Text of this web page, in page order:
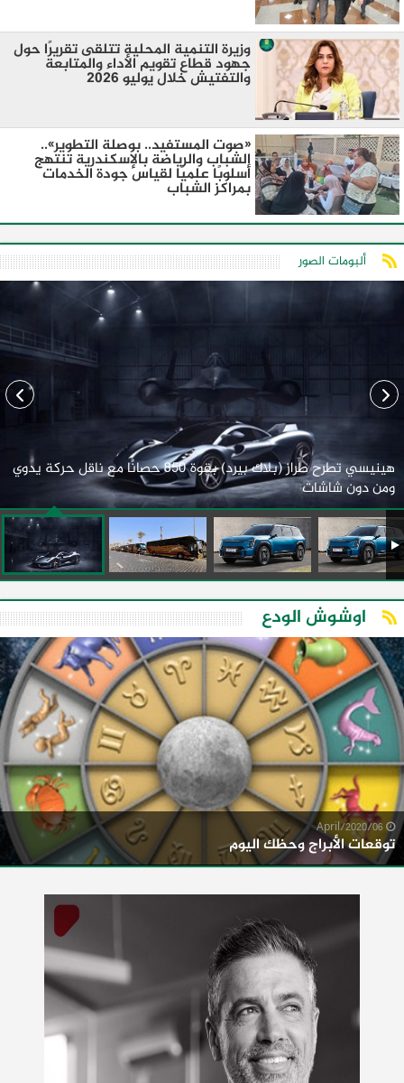
وزيرة التنمية المحلية تتلقى تقريرًا حول
جهود قطاع تقويم الأداء والمتابعة
والتفتيش خلال يوليو 2026
«صوت المستفيد.. بوصلة التطوير»..
الشباب والرياضة بالإسكندرية تنتهج
أسلوبًا علميًا لقياس جودة الخدمات
بمراكز الشباب
ألبومات الصور
هينيسي تطرح طراز (بلاك بيرد) بقوة 850 حصانًا مع ناقل حركة يدوي
ومن دون شاشات
اوشوش الودع
توقعات الأبراج وحظك اليوم